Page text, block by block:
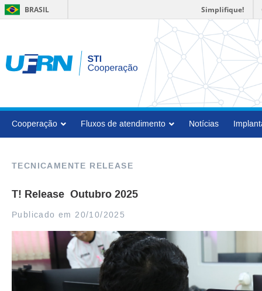
BRASIL Simplifique!
Cooperação Fluxos de atendimento Notícias
TECNICAMENTE RELEASE
T! Release  Outubro 2025
Publicado em 20/10/2025